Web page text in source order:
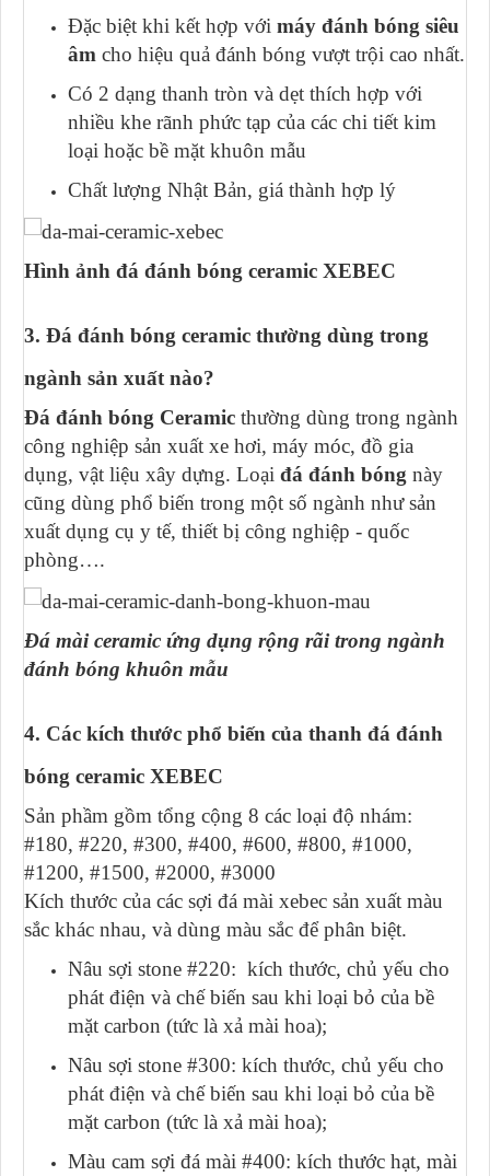
Đặc biệt khi kết hợp với máy đánh bóng siêu
âm cho hiệu quả đánh bóng vượt trội cao nhất.
Có 2 dạng thanh tròn và dẹt thích hợp với
nhiều khe rãnh phức tạp của các chi tiết kim
loại hoặc bề mặt khuôn mẫu
Chất lượng Nhật Bản, giá thành hợp lý
Hình ảnh đá đánh bóng ceramic XEBEC
3. Đá đánh bóng ceramic thường dùng trong
ngành sản xuất nào?
Đá đánh bóng Ceramic thường dùng trong ngành
công nghiệp sản xuất xe hơi, máy móc, đồ gia
dụng, vật liệu xây dựng. Loại đá đánh bóng này
cũng dùng phổ biến trong một số ngành như sản
xuất dụng cụ y tế, thiết bị công nghiệp - quốc
phòng….
Đá mài ceramic ứng dụng rộng rãi trong ngành
đánh bóng khuôn mẫu
4. Các kích thước phổ biến của thanh đá đánh
bóng ceramic XEBEC
Sản phầm gồm tổng cộng 8 các loại độ nhám:
#180, #220, #300, #400, #600, #800, #1000,
#1200, #1500, #2000, #3000
Kích thước của các sợi đá mài xebec sản xuất màu
sắc khác nhau, và dùng màu sắc để phân biệt.
Nâu sợi stone #220: kích thước, chủ yếu cho
phát điện và chế biến sau khi loại bỏ của bề
mặt carbon (tức là xả mài hoa);
Nâu sợi stone #300: kích thước, chủ yếu cho
phát điện và chế biến sau khi loại bỏ của bề
mặt carbon (tức là xả mài hoa);
Màu cam sợi đá mài #400: kích thước hạt, mài